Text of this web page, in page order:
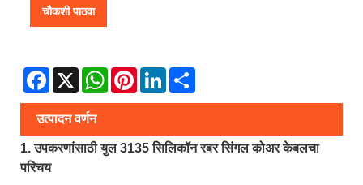
चौकशी पाठवा
Facebook
X WhatsAppPinterestLinkedIn
उत्पादन वर्णन
1. उपकरणांसाठी युल 3135 सिलिकॉन रबर सिंगल कोअर केबलचा
परिचय